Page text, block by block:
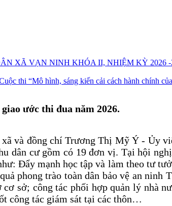
XÃ VẠN NINH KHÓA II, NHIỆM KỲ 2026 -
thi “Mô hình, sáng kiến cải cách hành chính
ước thi đua năm 2026.
và đồng chí Trương Thị Mỹ Ý - Ủy
dân cư gồm có 19 đơn vị. Tại hội
Đẩy mạnh học tập và làm theo tư
phong trào toàn dân bảo vệ an ninh
sở; công tác phối hợp quản lý nhà
công tác giám sát tại các thôn…